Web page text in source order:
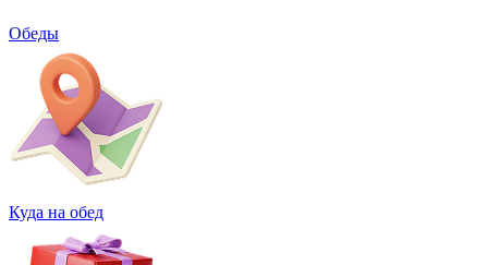
Обеды
Куда на обед